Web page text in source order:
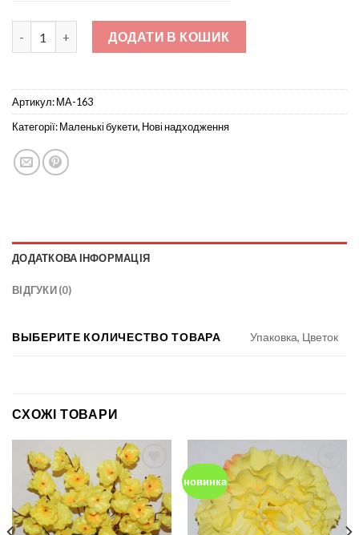
Мак атласный 7-ка МА-163 кількість
ДОДАТИ В КОШИК
Артикул:МА-163
Категорії:Маленькі букети, Нові надходження
ДОДАТКОВА ІНФОРМАЦІЯ
ВІДГУКИ (0)
ВЫБЕРИТЕ КОЛИЧЕСТВО ТОВАРА Упаковка, Цветок
СХОЖІ ТОВАРИ
Add to
Wishlist
новинка
Add to
Wishlist